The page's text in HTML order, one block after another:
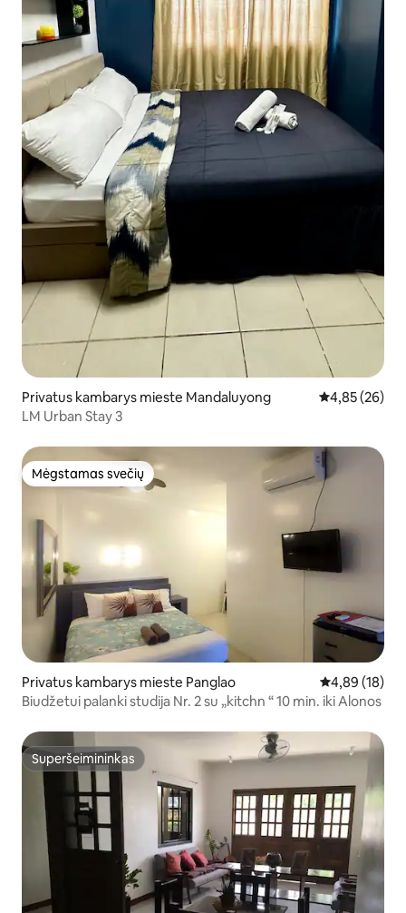
Privatus kambarys mieste Mandaluyong Vidutinis
4,85 (26)
LM Urban Stay 3
Mėgstamas svečių
Mėgstamas svečių
Privatus kambarys mieste Panglao Vidutinis
4,89 (18)
Biudžetui palanki studija Nr. 2 su „kitchn “ 10 min. iki Alonos
Superšeimininkas
Superšeimininkas